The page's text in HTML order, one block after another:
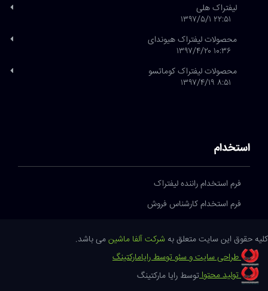
لیفتراک هلی
۲۲:۵۱ ۱۳۹۷/۵/۱
محصولات لیفتراک هیوندای
۱۰:۳۶ ۱۳۹۷/۴/۲۰
محصولات لیفتراک کوماتسو
۸:۵۱ ۱۳۹۷/۴/۱۹
استخدام
فرم استخدام راننده لیفتراک
فرم استخدام کارشناس فروش
کلیه حقوق این سایت متعلق به شرکت آلفا ماشینمی باشد.
طراحی سایت و سئو توسط رایامارکتینگ
تولید محتواتوسط رایا مارکتینگ